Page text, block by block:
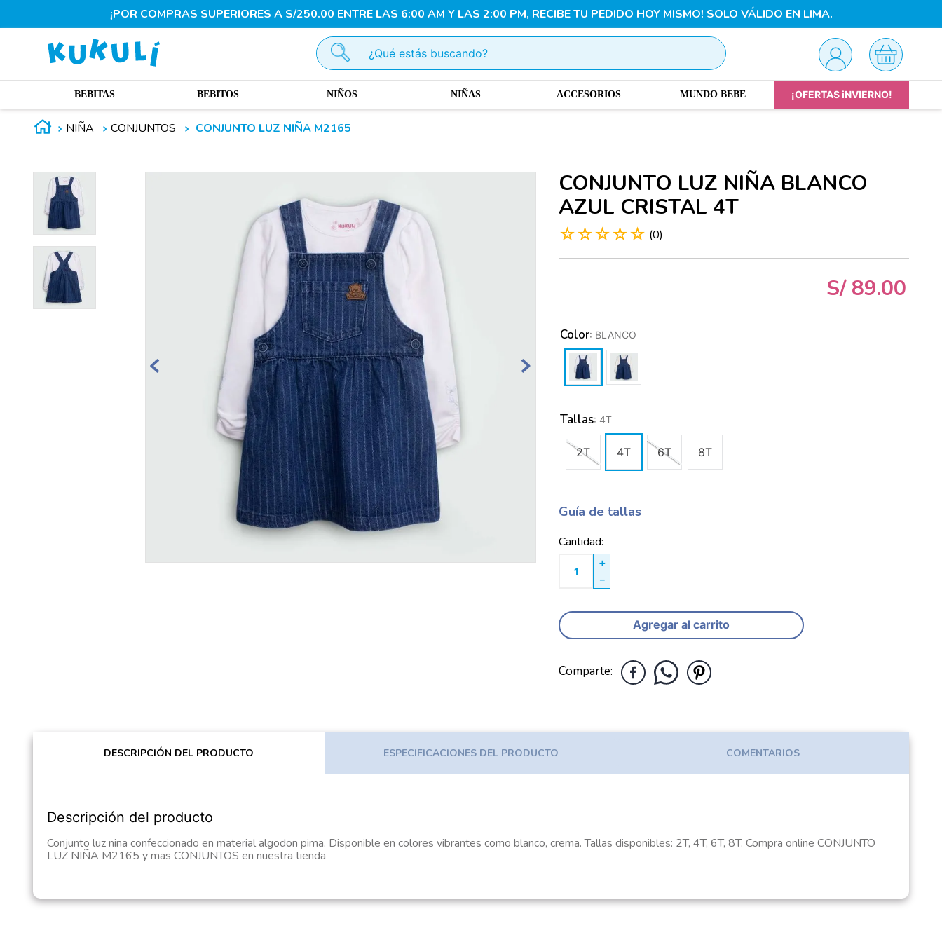
¡POR COMPRAS SUPERIORES A S/250.00 ENTRE LAS 6:00 AM Y LAS 2:00 PM, RECIBE TU PEDIDO HOY MISMO! SOLO VÁLIDO EN LIMA.
¿Qué estás buscando?
BEBITAS BEBITOS NIÑOS NIÑAS ACCESORIOS MUNDO BEBE ¡OFERTAS iNVIERNO!
NIÑA CONJUNTOS CONJUNTO LUZ NIÑA M2165
CONJUNTO LUZ NIÑA BLANCO
AZUL CRISTAL 4T
☆☆☆☆☆ (0)
S/ 89.00
Tallas: 4T
2T 4T 6T 8T
Color: BLANCO
Guía de tallas
Cantidad
＋
－
Agregar al carrito
Comparte
DESCRIPCIÓN DEL PRODUCTO ESPECIFICACIONES DEL PRODUCTO COMENTARIOS
Descripción del producto
Conjunto luz nina confeccionado en material algodon pima. Disponible en colores vibrantes como blanco, crema. Tallas disponibles: 2T, 4T, 6T, 8T. Compra online CONJUNTO
LUZ NIÑA M2165 y mas CONJUNTOS en nuestra tienda